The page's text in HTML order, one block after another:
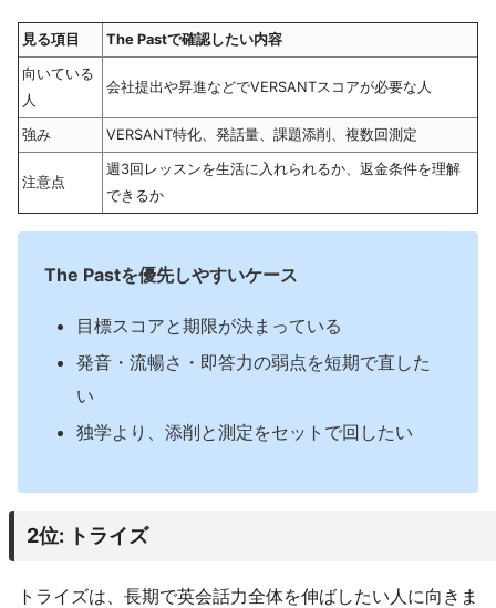
見る項目 The Pastで確認したい内容
向いている
人
会社提出や昇進などでVERSANTスコアが必要な人
強み VERSANT特化、発話量、課題添削、複数回測定
注意点
週3回レッスンを生活に入れられるか、返金条件を理解
できるか
The Pastを優先しやすいケース
目標スコアと期限が決まっている
発音・流暢さ・即答力の弱点を短期で直した
い
独学より、添削と測定をセットで回したい
2位: トライズ
トライズは、長期で英会話力全体を伸ばしたい人に向きま